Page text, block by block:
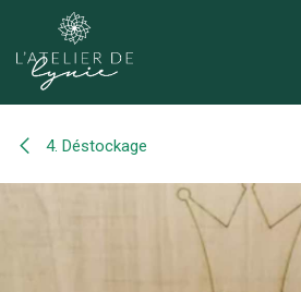
Se rendre au contenu
4. Déstockage